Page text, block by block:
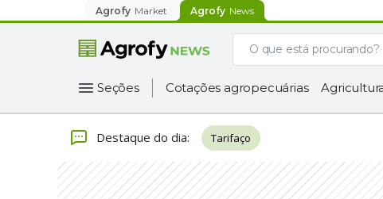
Agrofy Market Agrofy News
Seções Cotações agropecuárias
Destaque do dia: Tarifaço